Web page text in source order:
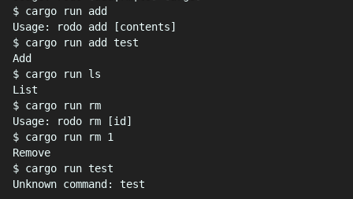
$ cargo run add
Usage: rodo add [contents]
$ cargo run add test
Add
$ cargo run ls
List
$ cargo run rm
Usage: rodo rm [id]
$ cargo run rm 1
Remove
$ cargo run test
Unknown command: test